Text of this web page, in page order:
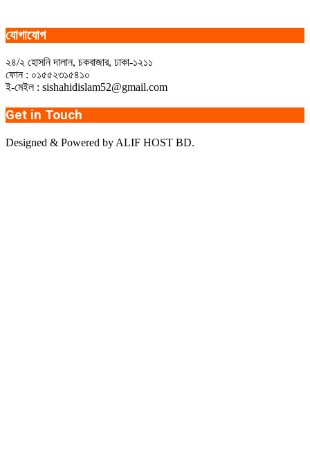
যোগাযোগ
২৪/২ হোসনি দালান, চকবাজার, ঢাকা-১২১১
ফোন : ০১৫৫২৩১৫৪১০
ই-মেইল : sishahidislam52@gmail.com
Get in Touch
Designed & Powered by ALIF HOST BD.